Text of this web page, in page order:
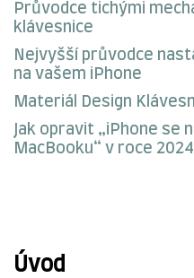
Průvodce tichými
klávesnice
Nejvyšší průvodce
na vašem iPhone
Materiál Design
Jak opravit „iPhone se
MacBooku“ v roce 2024
Úvod